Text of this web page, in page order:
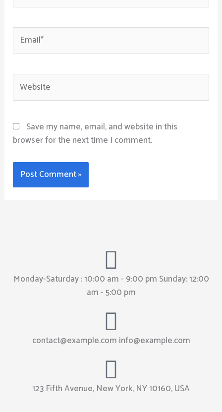
Email*
Website
Save my name, email, and website in this
browser for the next time I comment.
Monday-Saturday : 10:00 am - 9:00 pm Sunday: 12:00
am - 5:00 pm
contact@example.com info@example.com
123 Fifth Avenue, New York, NY 10160, USA